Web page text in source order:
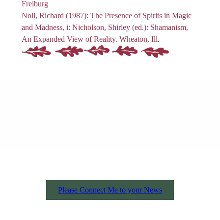
Freiburg
Noll, Richard (1987): The Presence of Spirits in Magic
and Madness, i: Nicholson, Shirley (ed.): Shamanism,
An Expanded View of Reality. Wheaton, Ill.
Please Connect Me to your News